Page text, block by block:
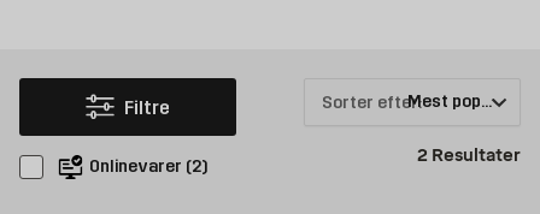
Ergonomiske havespader
Havespaderne i vores sortiment fås i forskellige størrelser
og materialer, herunder rustfrit stål og stål i høj kvalitet.
Vores spader er også designet med ergonomiskehåndtag, så
du får et behageligt og stabilt greb, når du arbejder i
Filtre
Onlinevarer (2)
Sorter efter:
2 Resultater